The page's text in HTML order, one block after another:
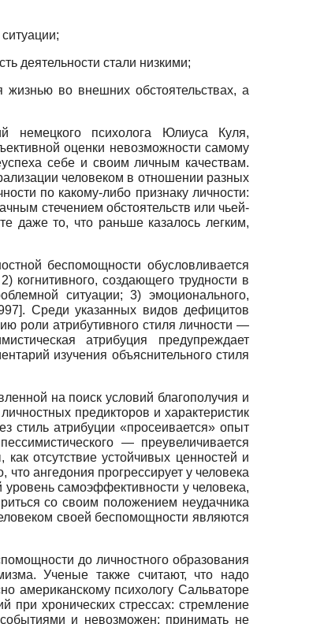
деятельности стали низкими;
во внешних обстоятельствах, а
немецкого психолога Юлиуса Куля,
оценки невозможности самому
себе и своим личным качествам.
человеком в отношении разных
по какому-либо признаку личности:
стечением обстоятельств или чьей-
даже то, что раньше казалось легким,
беспомощности обусловливается
когнитивного, создающего трудности в
ситуации; 3) эмоционального,
]. Среди указанных видов дефицитов
роли атрибутивного стиля личности —
атрибуция предупреждает
изучения объяснительного стиля
на поиск условий благополучия и
предикторов и характеристик
стиль атрибуции «просеивается» опыт
— преувеличивается
отсутствие устойчивых ценностей и
ангедония прогрессирует у человека
самоэффективности у человека,
со своим положением неудачника
своей беспомощности являются
до личностного образования
Ученые также считают, что надо
американскому психологу Сальваторе
при хронических стрессах: стремление
и невозможен; принимать не